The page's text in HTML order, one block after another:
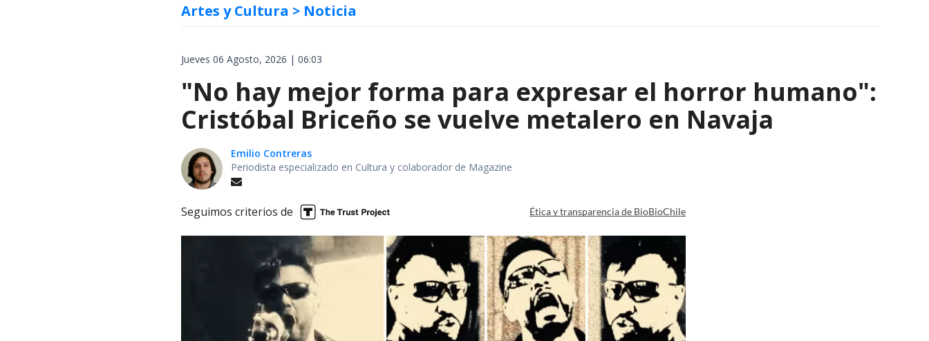
Artes y Cultura > Noticia
Jueves 06 Agosto, 2026 | 06:03
"No hay mejor forma para expresar el horror humano":
Cristóbal Briceño se vuelve metalero en Navaja
Emilio Contreras
Periodista especializado en Cultura y colaborador de Magazine
Seguimos criterios de Ética y transparencia de BioBioChile